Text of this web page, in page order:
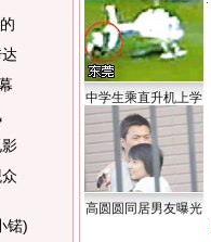
锘)
中学生乘直升机上学
高圆圆同居男友曝光